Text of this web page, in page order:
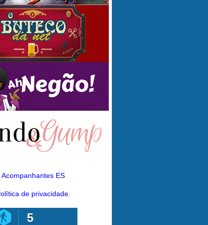
Acompanhantes ES
de privacidade.
5